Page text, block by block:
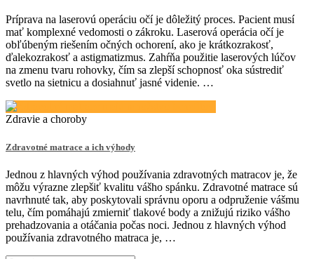
Príprava na laserovú operáciu očí je dôležitý proces. Pacient musí
mať komplexné vedomosti o zákroku. Laserová operácia očí je
obľúbeným riešením očných ochorení, ako je krátkozrakosť,
ďalekozrakosť a astigmatizmus. Zahŕňa použitie laserových lúčov
na zmenu tvaru rohovky, čím sa zlepší schopnosť oka sústrediť
svetlo na sietnicu a dosiahnuť jasné videnie. …
Zdravie a choroby
Zdravotné matrace a ich výhody
Jednou z hlavných výhod používania zdravotných matracov je, že
môžu výrazne zlepšiť kvalitu vášho spánku. Zdravotné matrace sú
navrhnuté tak, aby poskytovali správnu oporu a odpruženie vášmu
telu, čím pomáhajú zmierniť tlakové body a znižujú riziko vášho
prehadzovania a otáčania počas noci. Jednou z hlavných výhod
používania zdravotného matraca je, …